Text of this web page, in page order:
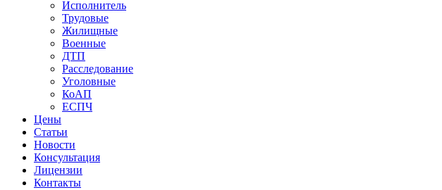
Исполнитель
Трудовые
Жилищные
Военные
ДТП
Расследование
Уголовные
КоАП
ЕСПЧ
Цены
Статьи
Новости
Консультация
Лицензии
Контакты